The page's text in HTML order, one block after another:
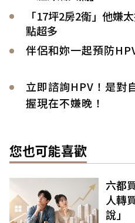
「17坪2房2衛」他嫌
點超多
伴侶和妳一起預防
立即諮詢HPV！是對
握現在不嫌晚！
您也可能喜歡
六都
人轉
說」